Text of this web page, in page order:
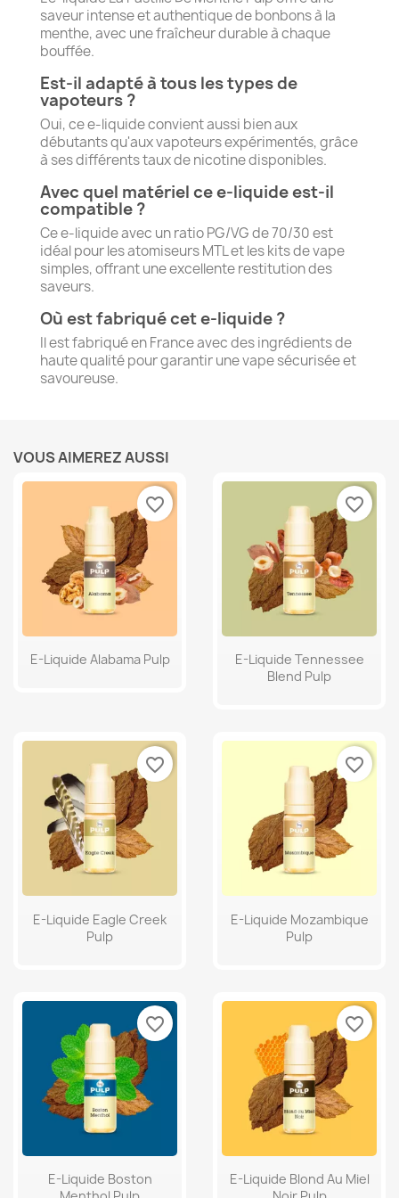
saveur intense et authentique de bonbons à la
menthe, avec une fraîcheur durable à chaque
bouffée.
Est-il adapté à tous les types de
vapoteurs ?
Oui, ce e-liquide convient aussi bien aux
débutants qu'aux vapoteurs expérimentés, grâce
à ses différents taux de nicotine disponibles.
Avec quel matériel ce e-liquide est-il
compatible ?
Ce e-liquide avec un ratio PG/VG de 70/30 est
idéal pour les atomiseurs MTL et les kits de vape
simples, offrant une excellente restitution des
saveurs.
Où est fabriqué cet e-liquide ?
Il est fabriqué en France avec des ingrédients de
haute qualité pour garantir une vape sécurisée et
savoureuse.
VOUS AIMEREZ AUSSI
E-Liquide Alabama Pulp
favorite_border
E-Liquide Tennessee
Blend Pulp
favorite_border
E-Liquide Eagle Creek
Pulp
favorite_border
E-Liquide Mozambique
Pulp
favorite_border
E-Liquide Boston
favorite_border
E-Liquide Blond Au Miel
favorite_border